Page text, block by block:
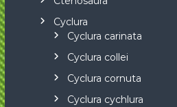
Cyclura
Cyclura carinata
Cyclura collei
Cyclura cornuta
Cyclura cychlura